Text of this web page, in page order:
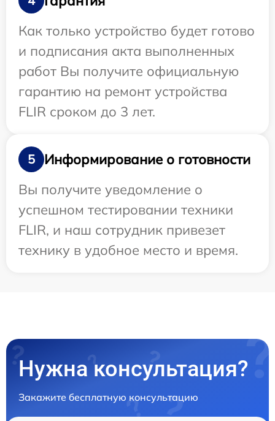
Как только устройство будет готово
и подписания акта выполненных
работ Вы получите официальную
гарантию на ремонт устройства
FLIR сроком до 3 лет.
5
Информирование о готовности
Вы получите уведомление о
успешном тестировании техники
FLIR, и наш сотрудник привезет
технику в удобное место и время.
Нужна консультация?
Закажите бесплатную консультацию